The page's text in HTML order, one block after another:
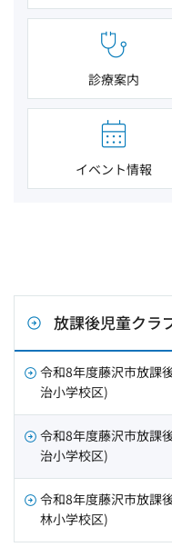
診療案内
イベント情報
放課後児童クラ
令和8年度藤沢市放課
治小学校区)
令和8年度藤沢市放課
治小学校区)
令和8年度藤沢市放課
林小学校区)